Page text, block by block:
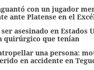
con un jugador
ante Platense en el
asesinado en Estados
quirúrgico que tenían
una persona:
en accidente en